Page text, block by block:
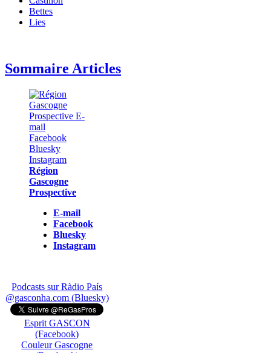
Bettes
Lies
Sommaire Articles
Région
Gascogne
Prospective
E-mail
Facebook
Bluesky
Instagram
Podcasts sur Ràdio País
@gasconha.com (Bluesky)
Esprit GASCON
(Facebook)
Couleur Gascogne